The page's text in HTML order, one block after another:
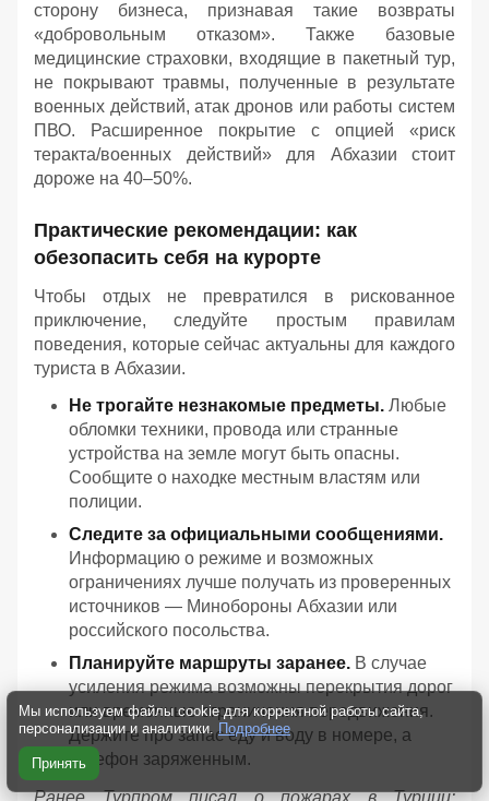
сторону бизнеса, признавая такие возвраты
«добровольным отказом». Также базовые
медицинские страховки, входящие в пакетный тур,
не покрывают травмы, полученные в результате
военных действий, атак дронов или работы систем
ПВО. Расширенное покрытие с опцией «риск
теракта/военных действий» для Абхазии стоит
дороже на 40–50%.
Практические рекомендации: как
обезопасить себя на курорте
Чтобы отдых не превратился в рискованное
приключение, следуйте простым правилам
поведения, которые сейчас актуальны для каждого
туриста в Абхазии.
Не трогайте незнакомые предметы. Любые
обломки техники, провода или странные
устройства на земле могут быть опасны.
Сообщите о находке местным властям или
полиции.
Следите за официальными сообщениями.
Информацию о режиме и возможных
ограничениях лучше получать из проверенных
источников — Минобороны Абхазии или
российского посольства.
Планируйте маршруты заранее. В случае
усиления режима возможны перекрытия дорог
или временные ограничения передвижения.
Держите про запас еду и воду в номере, а
телефон заряженным.
Мы используем файлы cookie для корректной работы сайта,
персонализации и аналитики. Подробнее
Принять